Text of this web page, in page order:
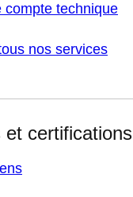
compte technique
nos services
et certifications